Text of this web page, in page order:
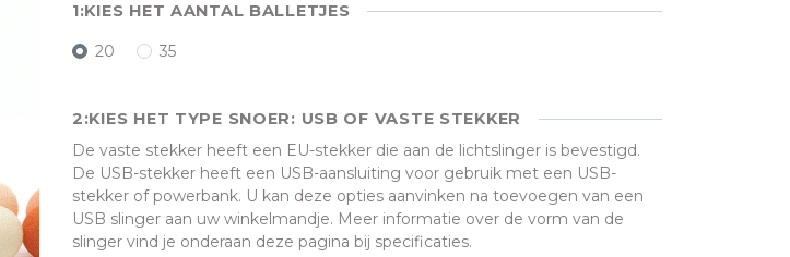
KIES HET AANTAL BALLETJES
20 35
KIES HET TYPE SNOER: USB OF VASTE STEKKER
De vaste stekker heeft een EU-stekker die aan de lichtslinger is bevestigd.
De USB-stekker heeft een USB-aansluiting voor gebruik met een USB-
stekker of powerbank. U kan deze opties aanvinken na toevoegen van een
USB slinger aan uw winkelmandje. Meer informatie over de vorm van de
slinger vind je onderaan deze pagina bij specificaties.